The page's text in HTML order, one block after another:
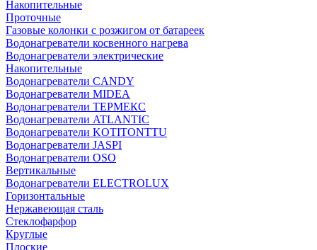
Накопительные
Проточные
Газовые колонки с розжигом от батареек
Водонагреватели косвенного нагрева
Водонагреватели электрические
Накопительные
Водонагреватели CANDY
Водонагреватели MIDEA
Водонагреватели ТЕРМЕКС
Водонагреватели ATLANTIC
Водонагреватели KOTITONTTU
Водонагреватели JASPI
Водонагреватели OSO
Вертикальные
Водонагреватели ELECTROLUX
Горизонтальные
Нержавеющая сталь
Стеклофарфор
Круглые
Плоские